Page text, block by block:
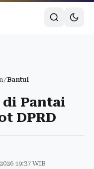
/Bantul
Pantai
DPRD
19:37 WIB